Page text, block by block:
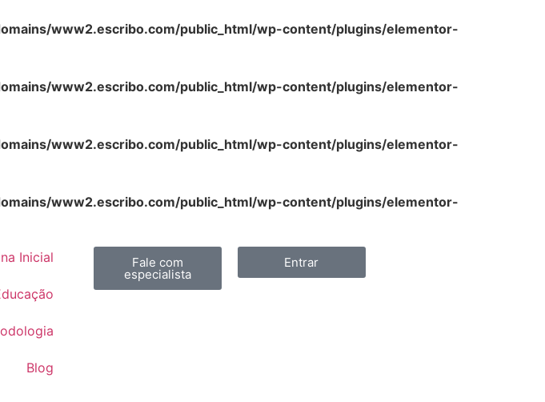
www2.escribo.com/public_html/wp-content/plugins/elementor-
www2.escribo.com/public_html/wp-content/plugins/elementor-
www2.escribo.com/public_html/wp-content/plugins/elementor-
www2.escribo.com/public_html/wp-content/plugins/elementor-
Inicial
Blog
Fale com
especialista
Entrar